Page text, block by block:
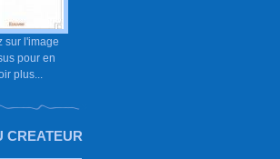
sur l'image
pour en
plus...
CREATEUR